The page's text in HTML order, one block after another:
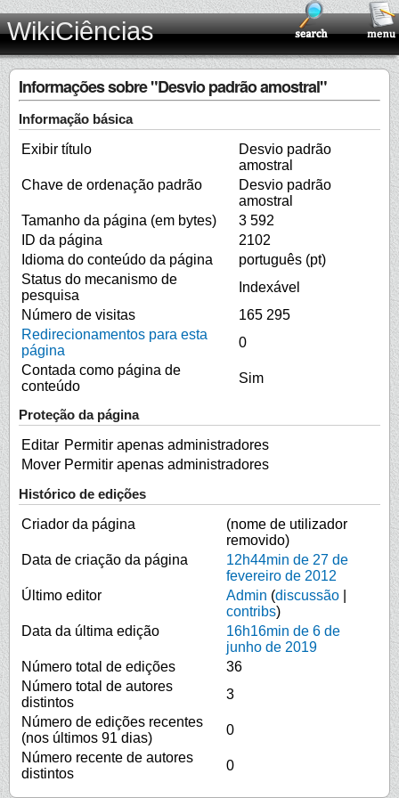
WikiCiências
Informações sobre "Desvio padrão amostral"
Informação básica
Exibir título
Desvio padrão
amostral
Chave de ordenação padrão
Desvio padrão
amostral
Tamanho da página (em bytes)
3 592
ID da página
2102
Idioma do conteúdo da página
português (pt)
Status do mecanismo de
pesquisa
Indexável
Número de visitas
165 295
Redirecionamentos para esta
página
0
Contada como página de
conteúdo
Sim
Proteção da página
Editar Permitir apenas administradores
Mover Permitir apenas administradores
Histórico de edições
Criador da página
(nome de utilizador
removido)
Data de criação da página
12h44min de 27 de
fevereiro de 2012
Último editor
Admin (discussão
contribs)
Data da última edição
16h16min de 6 de
junho de 2019
Número total de edições
36
Número total de autores
distintos
3
Número de edições recentes
(nos últimos 91 dias)
0
Número recente de autores
distintos
0